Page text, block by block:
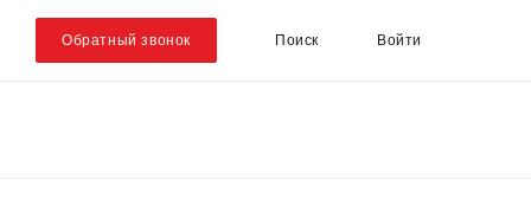
Обратный звонок Поиск Войти